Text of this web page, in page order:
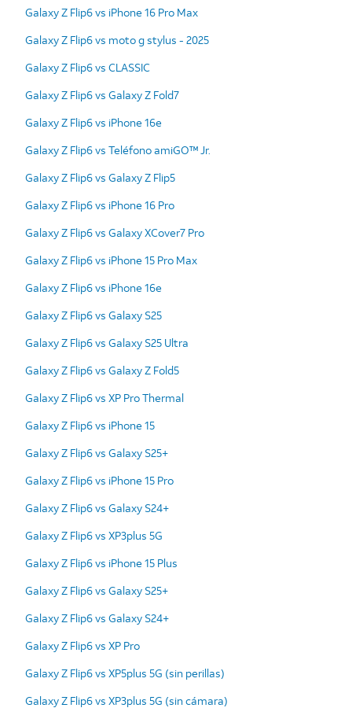
Galaxy Z Flip6 vs iPhone 16 Pro Max
Galaxy Z Flip6 vs moto g stylus - 2025
Galaxy Z Flip6 vs CLASSIC
Galaxy Z Flip6 vs Galaxy Z Fold7
Galaxy Z Flip6 vs iPhone 16e
Galaxy Z Flip6 vs Teléfono amiGO™ Jr.
Galaxy Z Flip6 vs Galaxy Z Flip5
Galaxy Z Flip6 vs iPhone 16 Pro
Galaxy Z Flip6 vs Galaxy XCover7 Pro
Galaxy Z Flip6 vs iPhone 15 Pro Max
Galaxy Z Flip6 vs iPhone 16e
Galaxy Z Flip6 vs Galaxy S25
Galaxy Z Flip6 vs Galaxy S25 Ultra
Galaxy Z Flip6 vs Galaxy Z Fold5
Galaxy Z Flip6 vs XP Pro Thermal
Galaxy Z Flip6 vs iPhone 15
Galaxy Z Flip6 vs Galaxy S25+
Galaxy Z Flip6 vs iPhone 15 Pro
Galaxy Z Flip6 vs Galaxy S24+
Galaxy Z Flip6 vs XP3plus 5G
Galaxy Z Flip6 vs iPhone 15 Plus
Galaxy Z Flip6 vs Galaxy S25+
Galaxy Z Flip6 vs Galaxy S24+
Galaxy Z Flip6 vs XP Pro
Galaxy Z Flip6 vs XP5plus 5G (sin perillas)
Galaxy Z Flip6 vs XP3plus 5G (sin cámara)